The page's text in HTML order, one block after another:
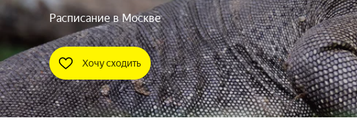
Расписание в Москве
Хочу сходить